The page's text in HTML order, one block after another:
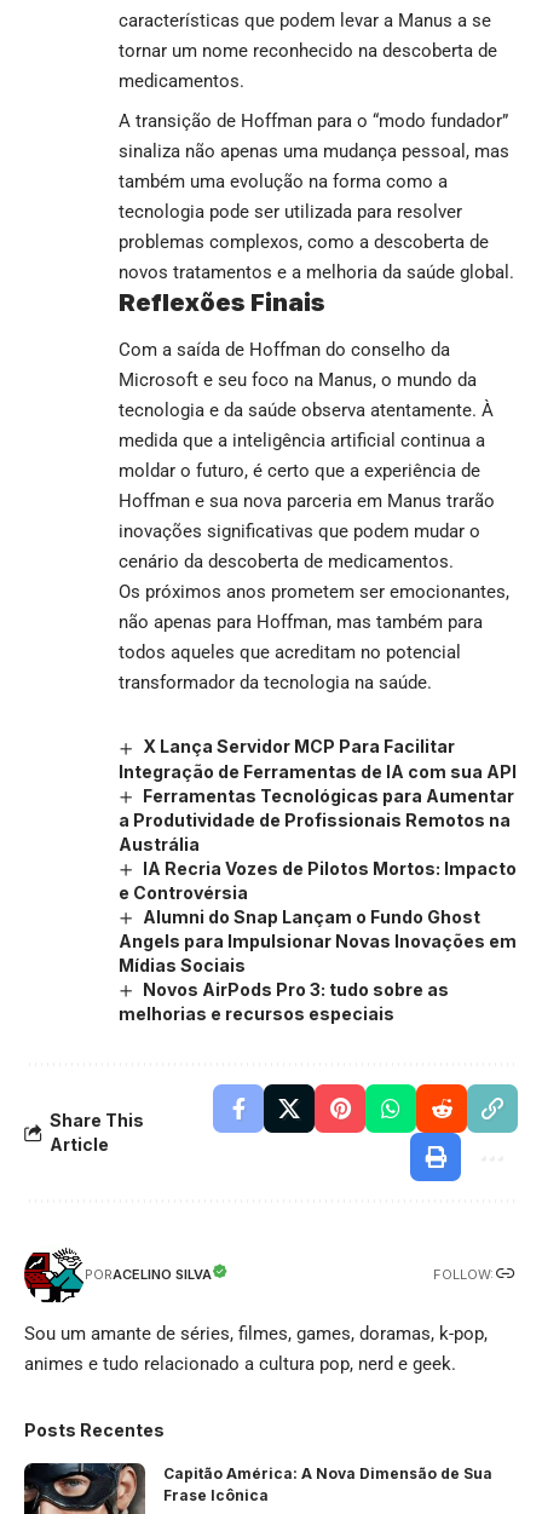
características que podem levar a Manus a se
tornar um nome reconhecido na descoberta de
medicamentos.
A transição de Hoffman para o “modo fundador”
sinaliza não apenas uma mudança pessoal, mas
também uma evolução na forma como a
tecnologia pode ser utilizada para resolver
problemas complexos, como a descoberta de
novos tratamentos e a melhoria da saúde global.
Reflexões Finais
Com a saída de Hoffman do conselho da
Microsoft e seu foco na Manus, o mundo da
tecnologia e da saúde observa atentamente. À
medida que a inteligência artificial continua a
moldar o futuro, é certo que a experiência de
Hoffman e sua nova parceria em Manus trarão
inovações significativas que podem mudar o
cenário da descoberta de medicamentos.
Os próximos anos prometem ser emocionantes,
não apenas para Hoffman, mas também para
todos aqueles que acreditam no potencial
transformador da tecnologia na saúde.
X Lança Servidor MCP Para Facilitar
Integração de Ferramentas de IA com sua API
Ferramentas Tecnológicas para Aumentar
a Produtividade de Profissionais Remotos na
Austrália
IA Recria Vozes de Pilotos Mortos: Impacto
e Controvérsia
Alumni do Snap Lançam o Fundo Ghost
Angels para Impulsionar Novas Inovações em
Mídias Sociais
Novos AirPods Pro 3: tudo sobre as
melhorias e recursos especiais
Share This
Article
PORACELINO SILVA FOLLOW:
Sou um amante de séries, filmes, games, doramas, k-pop,
animes e tudo relacionado a cultura pop, nerd e geek.
Posts Recentes
Capitão América: A Nova Dimensão de Sua
Frase Icônica